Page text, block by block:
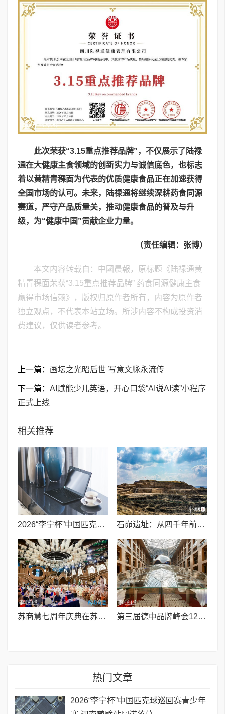
此次荣获“3.15重点推荐品牌”，不仅展示了陆禄
通在大健康主食领域的创新实力与诚信底色，也标志
着以黄精青稞面为代表的优质健康食品正在加速获得
全国市场的认可。未来，陆禄通将继续深耕药食同源
赛道，严守产品质量关，推动健康食品的普及与升
级，为“健康中国”贡献企业力量。
（责任编辑：张博）
本文内容转载自：中國晨報，原标题《陆禄通黄
精青稞面荣获“3.15重点推荐品牌” 药食同源健康主食
赢得市场信赖》，版权归原作者所有，内容为原作者
独立观点，不代表本站立场。所涉内容不构成投资消
费建议，仅供读者参考。
上一篇： 画坛之光昭后世 写意文脉永流传
下一篇： AI赋能少儿英语，开心口袋“AI说AI读”小程序
正式上线
相关推荐
2026“李宁杯”中国匹克球巡回赛青少年赛-河南鹤壁站圆满落幕 石峁遗址：从四千年前中国北方区域政体中心看“何以中国”
苏商慧七周年庆典在苏州隆重举行 七大联创共启发展新篇章 第三届德中品牌峰会12月将在柏林举办，聚焦人工智能时代品牌全球化发展
热门文章
2026“李宁杯”中国匹克球巡回赛青少年